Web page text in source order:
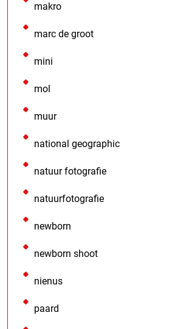
makro
marc de groot
mini
mol
muur
national geographic
natuur fotografie
natuurfotografie
newborn
newborn shoot
nienus
paard